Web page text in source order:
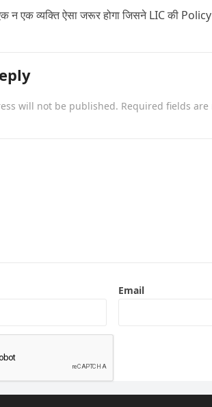
न एक व्यक्ति ऐसा जरूर होगा जिसने LIC की
will not be published. Required fields are
Email